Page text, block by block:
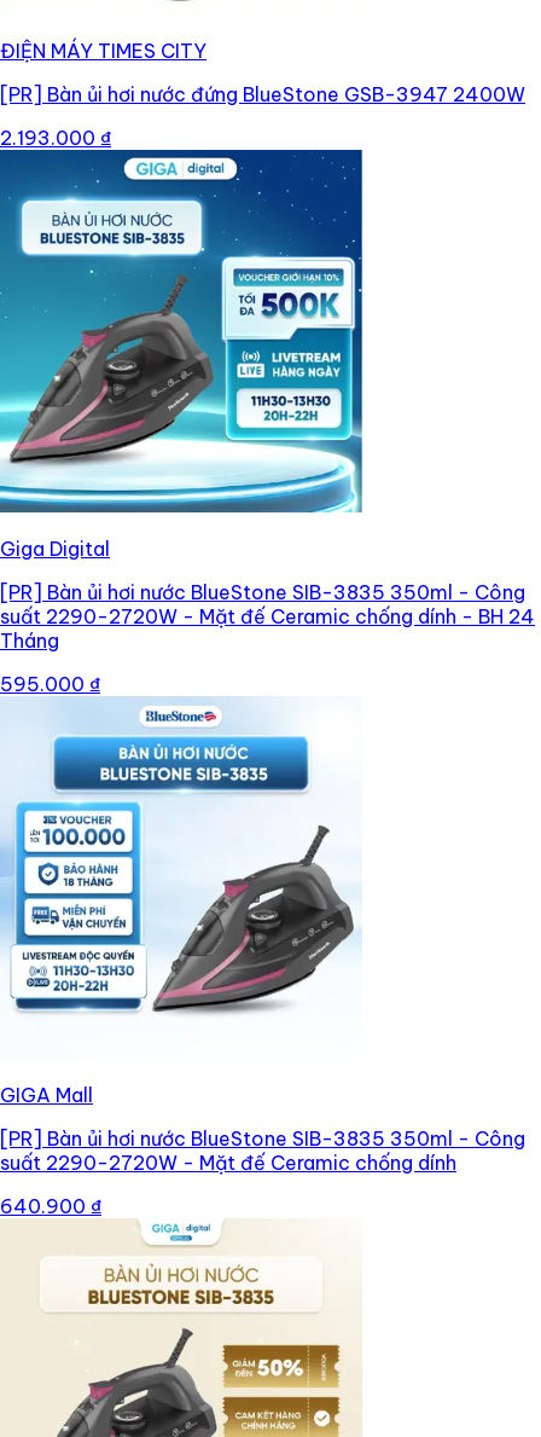
ĐIỆN MÁY TIMES CITY
[PR] Bàn ủi hơi nước đứng BlueStone GSB-3947 2400W
2.193.000 ₫
Giga Digital
[PR] Bàn ủi hơi nước BlueStone SIB-3835 350ml - Công
suất 2290-2720W - Mặt đế Ceramic chống dính - BH 24
Tháng
595.000 ₫
GIGA Mall
[PR] Bàn ủi hơi nước BlueStone SIB-3835 350ml - Công
suất 2290-2720W - Mặt đế Ceramic chống dính
640.900 ₫